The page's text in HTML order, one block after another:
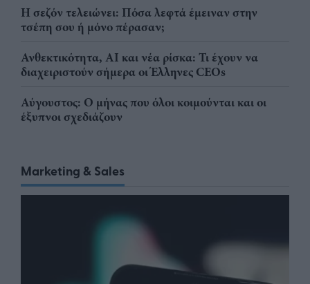
Η σεζόν τελειώνει: Πόσα λεφτά έμειναν στην
τσέπη σου ή μόνο πέρασαν;
Ανθεκτικότητα, AI και νέα ρίσκα: Τι έχουν να
διαχειριστούν σήμερα οι Έλληνες CEOs
Αύγουστος: Ο μήνας που όλοι κοιμούνται και οι
έξυπνοι σχεδιάζουν
Marketing & Sales